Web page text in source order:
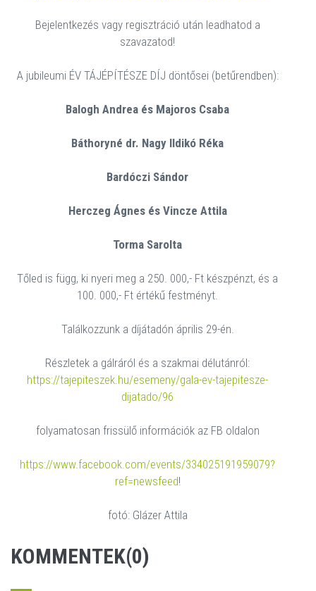
Bejelentkezés vagy regisztráció után leadhatod a
szavazatod!
A jubileumi ÉV TÁJÉPÍTÉSZE DÍJ döntősei (betűrendben):
Balogh Andrea és Majoros Csaba
Báthoryné dr. Nagy Ildikó Réka
Bardóczi Sándor
Herczeg Ágnes és Vincze Attila
Torma Sarolta
Tőled is függ, ki nyeri meg a 250. 000,- Ft készpénzt, és a
100. 000,- Ft értékű festményt.
Találkozzunk a díjátadón április 29-én.
Részletek a gálráról és a szakmai délutánról:
https://tajepiteszek.hu/esemeny/gala-ev-tajepitesze-
dijatado/96
folyamatosan frissülő információk az FB oldalon
https://www.facebook.com/events/334025191959079?
ref=newsfeed!
fotó: Glázer Attila
KOMMENTEK(0)